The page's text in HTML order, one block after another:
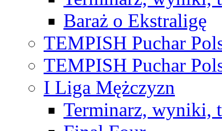
Baraż o Ekstraligę
TEMPISH Puchar
TEMPISH Puchar
I Liga Mężczyzn
Terminarz, wyniki,